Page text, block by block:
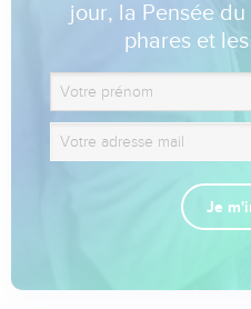
jour, la Pensée
phares et
Je